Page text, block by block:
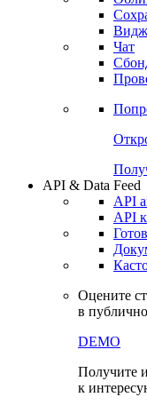
Чат
API & Data Feed
API
API
Оцените
в
DEMO
Получите
к